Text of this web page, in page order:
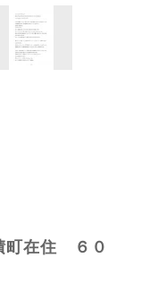
町在住 ６０